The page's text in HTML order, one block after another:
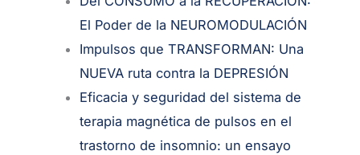
El Poder de la NEUROMODULACIÓN
Impulsos que TRANSFORMAN: Una
NUEVA ruta contra la DEPRESIÓN
Eficacia y seguridad del sistema de
terapia magnética de pulsos en el
trastorno de insomnio: un ensayo